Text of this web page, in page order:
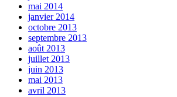
mai 2014
janvier 2014
octobre 2013
septembre 2013
août 2013
juillet 2013
juin 2013
mai 2013
avril 2013